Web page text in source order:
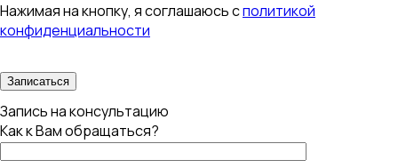
Нажимая на кнопку, я соглашаюсь сполитикой
конфиденциальности
Запись на консультацию
Как к Вам обращаться?